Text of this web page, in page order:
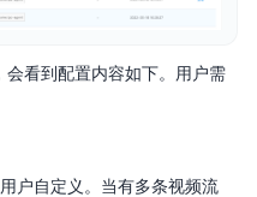
会看到配置内容如下。用户需
户自定义。当有多条视频流